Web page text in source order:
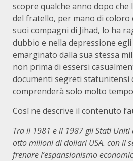
scopre qualche anno dopo
del fratello, per mano di coloro
suoi compagni di Jihad, lo ha
dubbio e nella depressione
emarginato dalla sua stessa
non prima di essersi
documenti segreti statunitensi
comprenderà solo molto
Così ne descrive il contenuto
Tra il 1981 e il 1987 gli Stati
otto milioni di dollari USA. con il
frenare l’espansionismo